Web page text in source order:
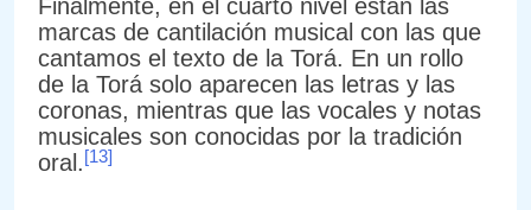
Finalmente, en el cuarto nivel están las
marcas de cantilación musical con las que
cantamos el texto de la Torá. En un rollo
de la Torá solo aparecen las letras y las
coronas, mientras que las vocales y notas
musicales son conocidas por la tradición
oral.[13]